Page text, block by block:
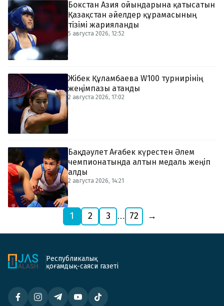
5 августа 2026, 12:52
Бокстан Азия ойындарына қатысатын
Қазақстан әйелдер құрамасының
тізімі жарияланды
2 августа 2026, 17:02
Жібек Құламбаева W100 турнирінің
жеңімпазы атанды
2 августа 2026, 14:21
Бақдәулет Ағабек күрестен Әлем
чемпионатында алтын медаль жеңіп
алды
1 2 3 … 72 →
Республикалық
қоғамдық-саяси газеті